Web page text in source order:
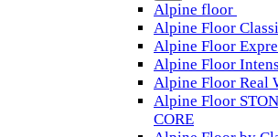
Alpine floor
Alpine Floor
Alpine Floor
Alpine Floor
Alpine Floor Real
Alpine Floor
CORE